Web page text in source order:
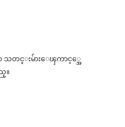
သတင္းမ်ားေၾကာင့္အေ
။